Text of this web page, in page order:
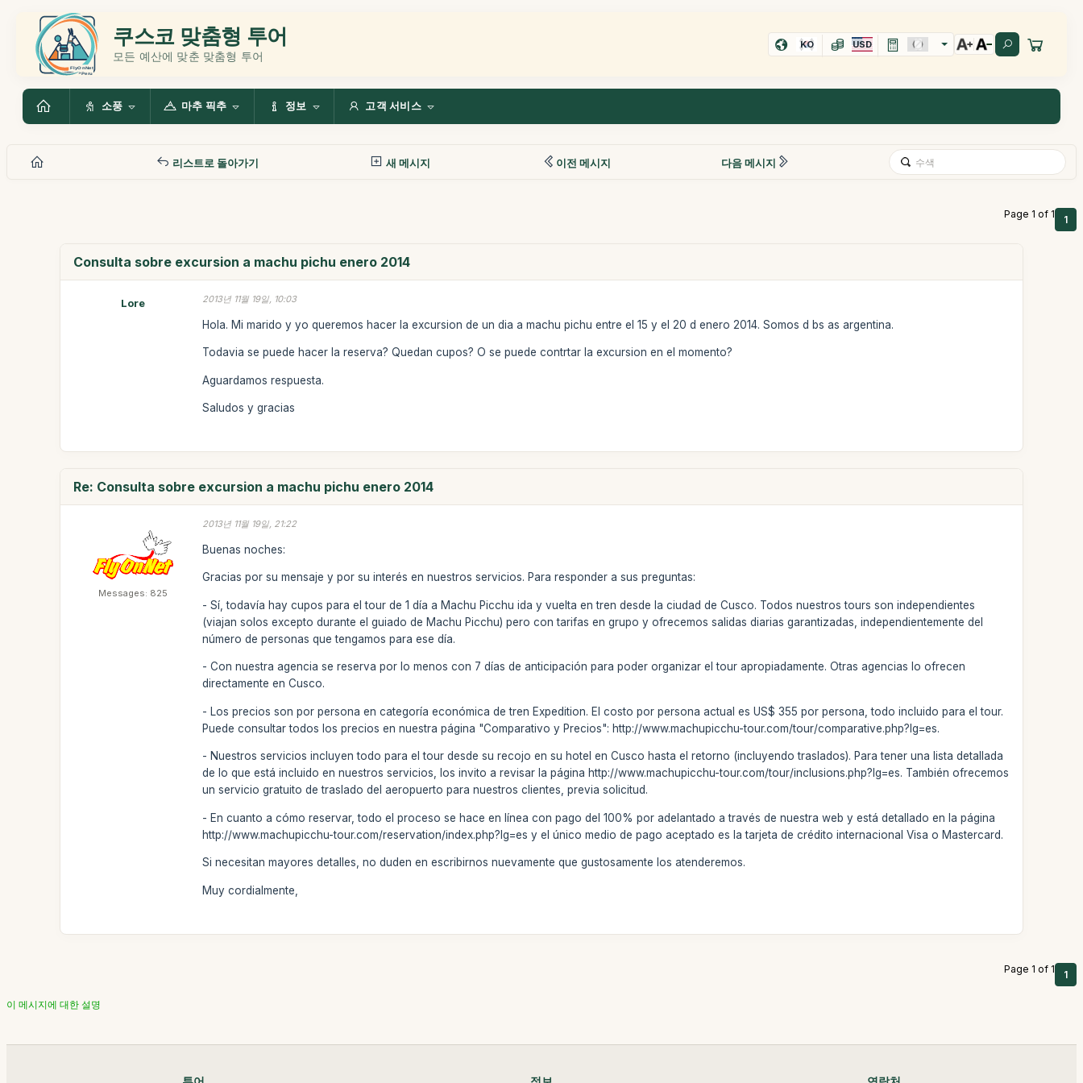
쿠스코 맞춤형 투어
모든 예산에 맞춘 맞춤형 투어
KO USD
소풍 마추 픽추 정보 고객 서비스
리스트로 돌아가기 새 메시지 이전 메시지 다음 메시지
Page 1 of 1 1
Consulta sobre excursion a machu pichu enero 2014
Lore 2013년 11월 19일, 10:03
Hola. Mi marido y yo queremos hacer la excursion de un dia a machu pichu entre el 15 y el 20 d enero 2014. Somos d bs as argentina.
Todavia se puede hacer la reserva? Quedan cupos? O se puede contrtar la excursion en el momento?
Aguardamos respuesta.
Saludos y gracias
Re: Consulta sobre excursion a machu pichu enero 2014
Messages: 825
2013년 11월 19일, 21:22
Buenas noches:
Gracias por su mensaje y por su interés en nuestros servicios. Para responder a sus preguntas:
- Sí, todavía hay cupos para el tour de 1 día a Machu Picchu ida y vuelta en tren desde la ciudad de Cusco. Todos nuestros tours son independientes
(viajan solos excepto durante el guiado de Machu Picchu) pero con tarifas en grupo y ofrecemos salidas diarias garantizadas, independientemente del
número de personas que tengamos para ese día.
- Con nuestra agencia se reserva por lo menos con 7 días de anticipación para poder organizar el tour apropiadamente. Otras agencias lo ofrecen
directamente en Cusco.
- Los precios son por persona en categoría económica de tren Expedition. El costo por persona actual es US$ 355 por persona, todo incluido para el tour.
Puede consultar todos los precios en nuestra página "Comparativo y Precios": http://www.machupicchu-tour.com/tour/comparative.php?lg=es.
- Nuestros servicios incluyen todo para el tour desde su recojo en su hotel en Cusco hasta el retorno (incluyendo traslados). Para tener una lista detallada
de lo que está incluido en nuestros servicios, los invito a revisar la página http://www.machupicchu-tour.com/tour/inclusions.php?lg=es. También ofrecemos
un servicio gratuito de traslado del aeropuerto para nuestros clientes, previa solicitud.
- En cuanto a cómo reservar, todo el proceso se hace en línea con pago del 100% por adelantado a través de nuestra web y está detallado en la página
http://www.machupicchu-tour.com/reservation/index.php?lg=es y el único medio de pago aceptado es la tarjeta de crédito internacional Visa o Mastercard.
Si necesitan mayores detalles, no duden en escribirnos nuevamente que gustosamente los atenderemos.
Muy cordialmente,
Page 1 of 1 1
이 메시지에 대한 설명